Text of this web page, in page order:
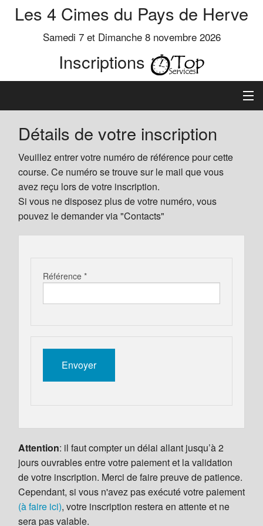
Les 4 Cimes du Pays de Herve
Samedi 7 et Dimanche 8 novembre 2026
Inscriptions
Inscription
Préinscrits
Informations
Détails de votre inscription
Veuillez entrer votre numéro de référence pour cette
course. Ce numéro se trouve sur le mail que vous
avez reçu lors de votre inscription.
Si vous ne disposez plus de votre numéro, vous
pouvez le demander via "Contacts"
Référence *
Attention: il faut compter un délai allant jusqu’à 2
jours ouvrables entre votre paiement et la validation
de votre inscription. Merci de faire preuve de patience.
Cependant, si vous n'avez pas exécuté votre paiement
(à faire ici), votre inscription restera en attente et ne
sera pas valable.